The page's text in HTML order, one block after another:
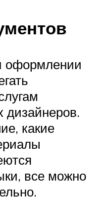
оформлении
дизайнеров.
какие
все можно